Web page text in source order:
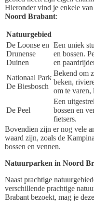
Hieronder vind je enkele van
Noord Brabant:
Natuurgebied
De Loonse en
Drunense
Duinen
Een uniek
en bossen.
en
Nationaal Park
De Biesbosch
Bekend om
beken,
om te varen,
De Peel
Een
bossen en
fietsers.
Bovendien zijn er nog vele
waard zijn, zoals de
bossen en vennen.
Natuurparken in Noord
Naast prachtige
verschillende prachtige
Brabant bezoekt, mag je